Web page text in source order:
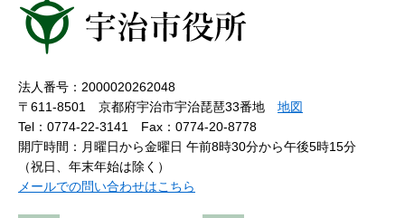
法人番号：2000020262048
〒611-8501 京都府宇治市宇治琵琶33番地 地図
Tel：0774-22-3141
Fax：0774-20-8778
開庁時間：月曜日から金曜日 午前8時30分から午後5時15分
（祝日、年末年始は除く）
メールでの問い合わせはこちら